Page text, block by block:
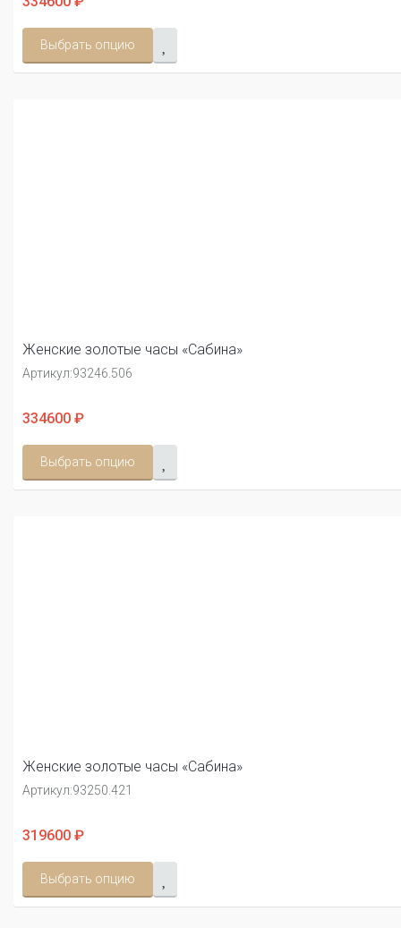
Выбрать опцию
Женские золотые часы «Сабина»
Артикул:93246.506
334600 ₽
Выбрать опцию
Женские золотые часы «Сабина»
Артикул:93250.421
319600 ₽
Выбрать опцию